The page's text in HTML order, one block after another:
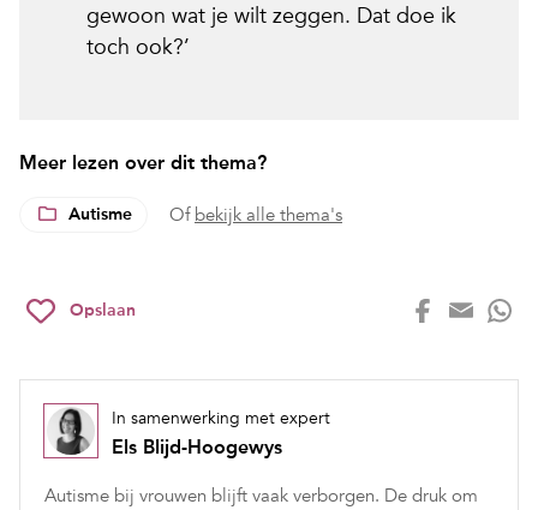
gewoon wat je wilt zeggen. Dat doe ik
toch ook?’
Meer lezen over dit thema?
Autisme Of bekijk alle thema's
Opslaan
In samenwerking met expert
Els Blijd-Hoogewys
Autisme bij vrouwen blijft vaak verborgen. De druk om